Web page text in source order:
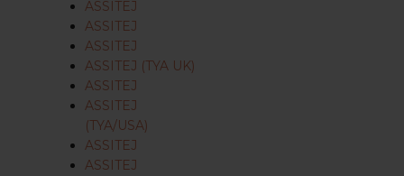
ASSITEJ
ASSITEJ
ASSITEJ
ASSITEJ (TYA UK)
ASSITEJ
ASSITEJ
(TYA/USA)
ASSITEJ
ASSITEJ